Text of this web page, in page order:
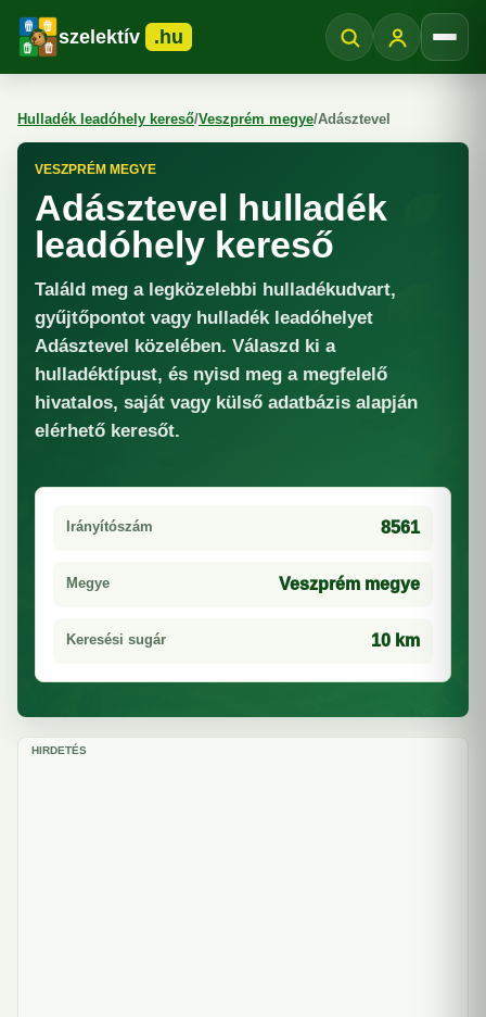
szelektív .hu
Hulladék leadóhely kereső/Veszprém megye/Adásztevel
VESZPRÉM MEGYE
Adásztevel hulladék
leadóhely kereső
Találd meg a legközelebbi hulladékudvart,
gyűjtőpontot vagy hulladék leadóhelyet
Adásztevel közelében. Válaszd ki a
hulladéktípust, és nyisd meg a megfelelő
hivatalos, saját vagy külső adatbázis alapján
elérhető keresőt.
Irányítószám 8561
Megye Veszprém megye
Keresési sugár 10 km
HIRDETÉS